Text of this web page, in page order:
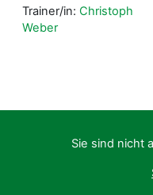
Trainer/in: Christoph
Weber
Sie sind nicht